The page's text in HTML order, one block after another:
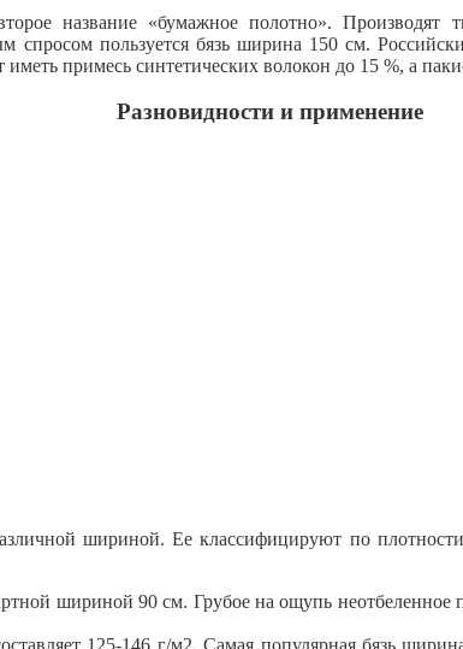
название «бумажное полотно». Производят
пользуется бязь ширина 150 см.
примесь синтетических волокон до 15 %, а
Разновидности и применение
шириной. Ее классифицируют по
шириной 90 см. Грубое на ощупь
125-146 г/м2. Самая популярная бязь